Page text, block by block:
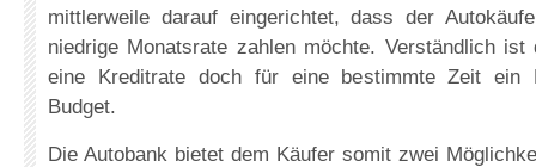
mittlerweile darauf eingerichtet, dass der
niedrige Monatsrate zahlen möchte. Verständlich
eine Kreditrate doch für eine bestimmte Zeit ein
Budget.
Die Autobank bietet dem Käufer somit zwei